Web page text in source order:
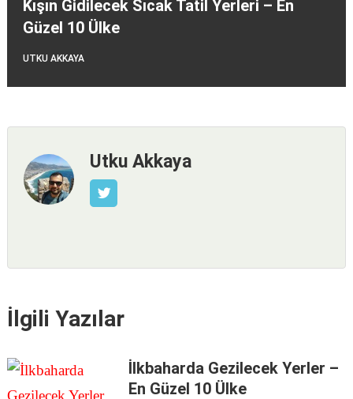
Kışın Gidilecek Sıcak Tatil Yerleri – En
Güzel 10 Ülke
UTKU AKKAYA
Utku Akkaya
İlgili Yazılar
İlkbaharda Gezilecek Yerler –
En Güzel 10 Ülke